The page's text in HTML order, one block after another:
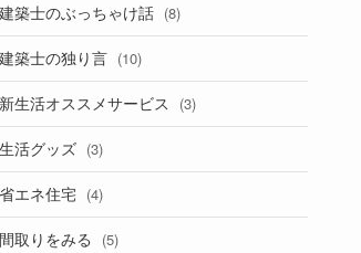
建築士のぶっちゃけ話 (8)
建築士の独り言 (10)
新生活オススメサービス (3)
生活グッズ (3)
省エネ住宅 (4)
間取りをみる (5)